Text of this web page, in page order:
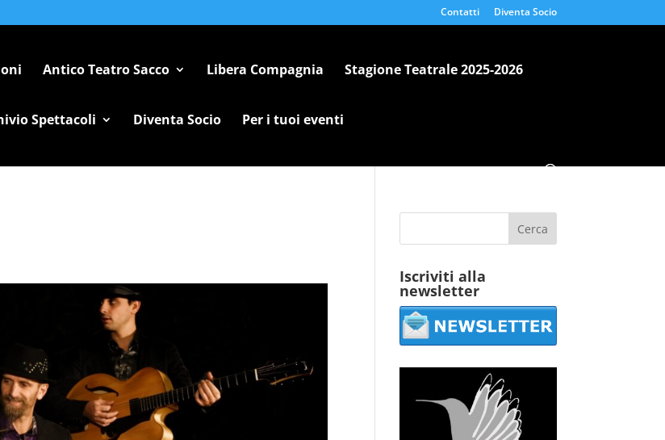
Contatti Diventa Socio
Antico Teatro Sacco Libera Compagnia Stagione Teatrale 2025-2026
Spettacoli Diventa Socio Per i tuoi eventi
Iscriviti alla
newsletter